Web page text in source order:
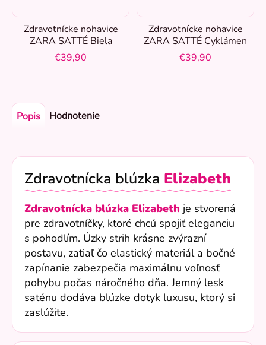
Zdravotnícke nohavice
ZARA SATTÉ Biela
€39,90
Zdravotnícke nohavice
ZARA SATTÉ Cyklámen
€39,90
Popis Hodnotenie
Zdravotnícka blúzka Elizabeth
Zdravotnícka blúzka Elizabeth je stvorená
pre zdravotníčky, ktoré chcú spojiť eleganciu
s pohodlím. Úzky strih krásne zvýrazní
postavu, zatiaľ čo elastický materiál a bočné
zapínanie zabezpečia maximálnu voľnosť
pohybu počas náročného dňa. Jemný lesk
saténu dodáva blúzke dotyk luxusu, ktorý si
zaslúžite.